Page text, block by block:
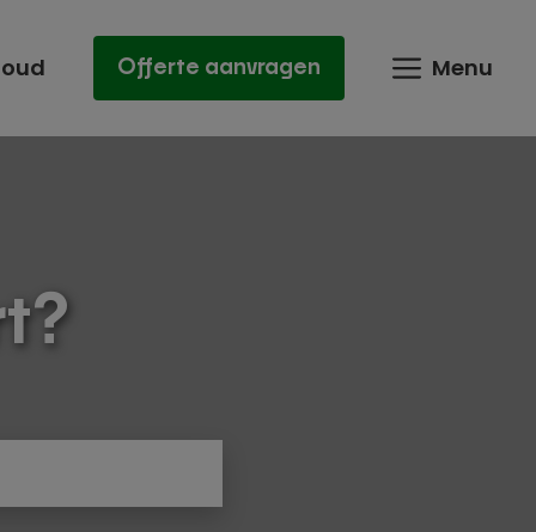
Offerte aanvragen Menu